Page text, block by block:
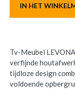
IN HET
Tv-Meubel
verfijnde
tijdloze design
voldoende